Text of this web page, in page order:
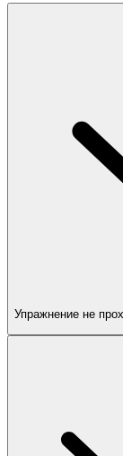
Упражнение не